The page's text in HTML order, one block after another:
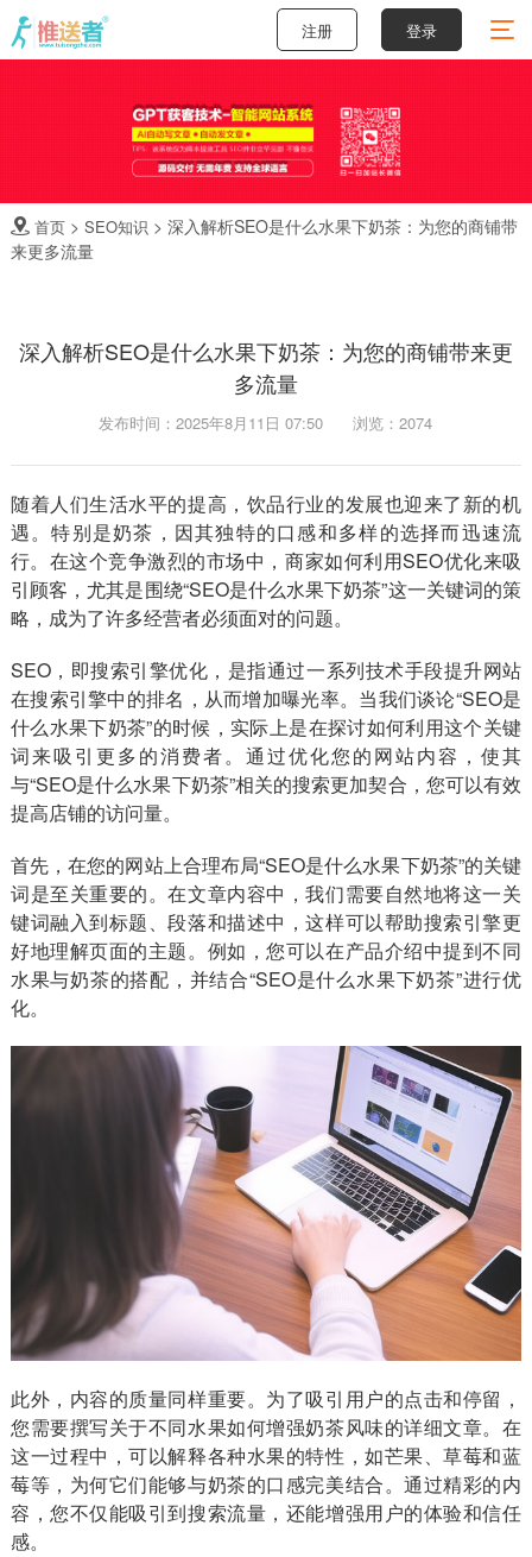
登录
注册
 首页> SEO知识 > 深入解析SEO是什么水果下奶茶：为您的商铺带
来更多流量
深入解析SEO是什么水果下奶茶：为您的商铺带来更
多流量
发布时间：2025年8月11日 07:50 浏览：2074
随着人们生活水平的提高，饮品行业的发展也迎来了新的机
遇。特别是奶茶，因其独特的口感和多样的选择而迅速流
行。在这个竞争激烈的市场中，商家如何利用SEO优化来吸
引顾客，尤其是围绕“SEO是什么水果下奶茶”这一关键词的策
略，成为了许多经营者必须面对的问题。
SEO，即搜索引擎优化，是指通过一系列技术手段提升网站
在搜索引擎中的排名，从而增加曝光率。当我们谈论“SEO是
什么水果下奶茶”的时候，实际上是在探讨如何利用这个关键
词来吸引更多的消费者。通过优化您的网站内容，使其
与“SEO是什么水果下奶茶”相关的搜索更加契合，您可以有效
提高店铺的访问量。
首先，在您的网站上合理布局“SEO是什么水果下奶茶”的关键
词是至关重要的。在文章内容中，我们需要自然地将这一关
键词融入到标题、段落和描述中，这样可以帮助搜索引擎更
好地理解页面的主题。例如，您可以在产品介绍中提到不同
水果与奶茶的搭配，并结合“SEO是什么水果下奶茶”进行优
化。
此外，内容的质量同样重要。为了吸引用户的点击和停留，
您需要撰写关于不同水果如何增强奶茶风味的详细文章。在
这一过程中，可以解释各种水果的特性，如芒果、草莓和蓝
莓等，为何它们能够与奶茶的口感完美结合。通过精彩的内
容，您不仅能吸引到搜索流量，还能增强用户的体验和信任
感。